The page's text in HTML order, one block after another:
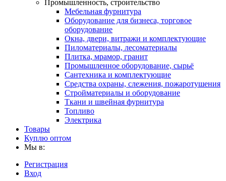
Промышленность, строительство
Мебельная фурнитура
Оборудование для бизнеса, торговое
оборудование
Окна, двери, витражи и комплектующие
Пиломатериалы, лесоматериалы
Плитка, мрамор, гранит
Промышленное оборудование, сырьё
Сантехника и комплектующие
Средства охраны, слежения, пожаротушения
Стройматериалы и оборудование
Ткани и швейная фурнитура
Топливо
Электрика
Товары
Куплю оптом
Мы в:
Регистрация
Вход